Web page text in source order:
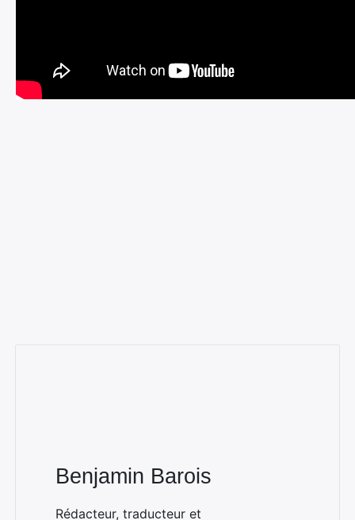
Benjamin Barois
Rédacteur, traducteur et